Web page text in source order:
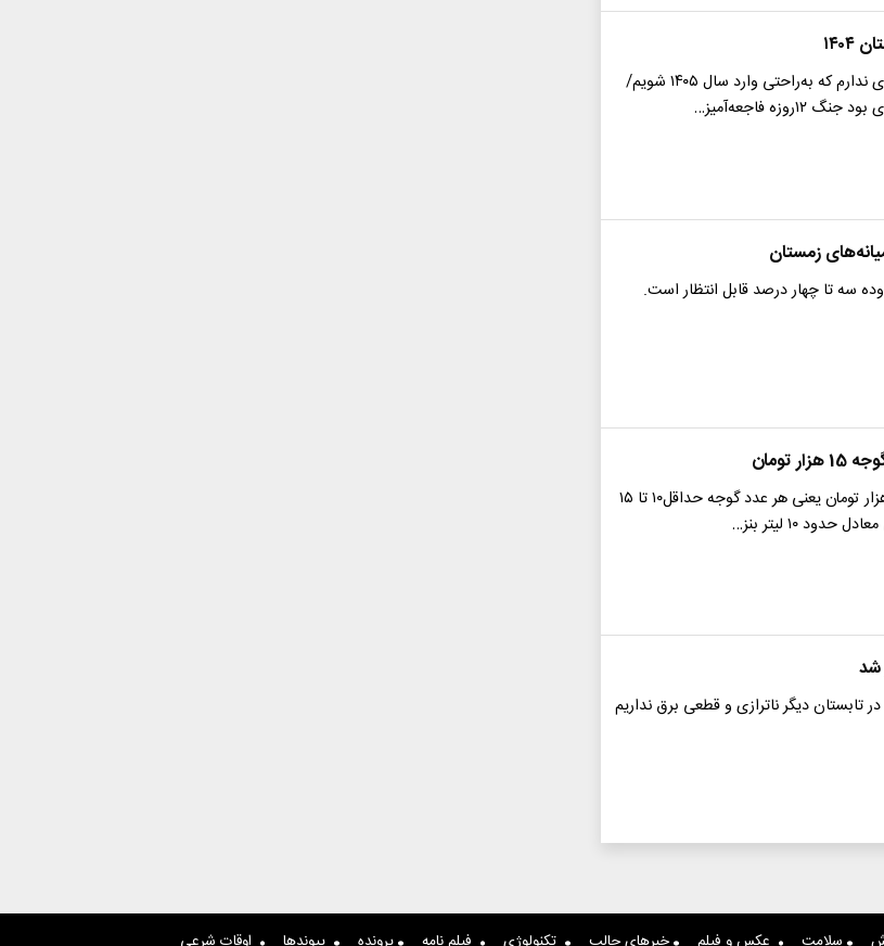
عباس عبدی گفت : هیچ امیدی ندارم که به‌راحتی وارد سال ۱۴۰۵ شویم/
فاجعه‌آمیز…
سه تا چهار درصد قابل انتظار است.
گوجه‌فرنگی کیلویی ۸۰ تا ۹۰ هزار تومان یعنی هر عدد گوجه حداقل۱۰ تا ۱۵
۱۰ لیتر بنز…
شد
تابستان دیگر ناترازی و قطعی برق نداریم